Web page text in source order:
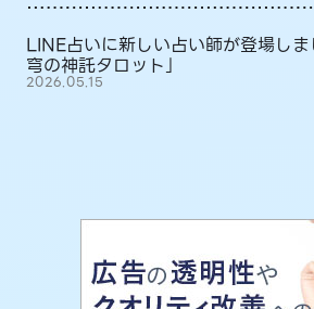
LINE占いに新しい占い師が登場し
穹の神託タロット」
2026.05.15